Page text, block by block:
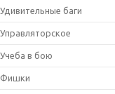
Удивительные баги
Управляторское
Учеба в бою
Фишки